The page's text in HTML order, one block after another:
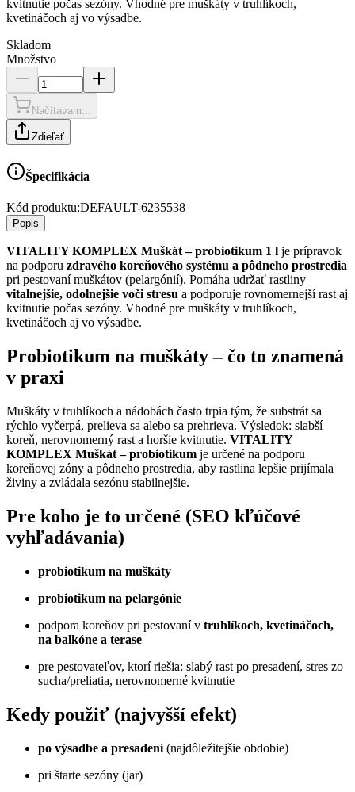
kvitnutie počas sezóny. Vhodné pre muškáty v truhlíkoch,
kvetináčoch aj vo výsadbe.
Skladom
Množstvo
Načítavam...
Zdieľať
Špecifikácia
Kód produktu:DEFAULT-6235538
Popis
VITALITY KOMPLEX Muškát – probiotikum 1 l je prípravok
na podporu zdravého koreňového systému a pôdneho prostredia
pri pestovaní muškátov (pelargónií). Pomáha udržať rastliny
vitalnejšie, odolnejšie voči stresu a podporuje rovnomernejší rast aj
kvitnutie počas sezóny. Vhodné pre muškáty v truhlíkoch,
kvetináčoch aj vo výsadbe.
Probiotikum na muškáty – čo to znamená
v praxi
Muškáty v truhlíkoch a nádobách často trpia tým, že substrát sa
rýchlo vyčerpá, prelieva sa alebo sa prehrieva. Výsledok: slabší
koreň, nerovnomerný rast a horšie kvitnutie. VITALITY
KOMPLEX Muškát – probiotikum je určené na podporu
koreňovej zóny a pôdneho prostredia, aby rastlina lepšie prijímala
živiny a zvládala sezónu stabilnejšie.
Pre koho je to určené (SEO kľúčové
vyhľadávania)
probiotikum na muškáty
probiotikum na pelargónie
podpora koreňov pri pestovaní v truhlíkoch, kvetináčoch,
na balkóne a terase
pre pestovateľov, ktorí riešia: slabý rast po presadení, stres zo
sucha/preliatia, nerovnomerné kvitnutie
Kedy použiť (najvyšší efekt)
po výsadbe a presadení(najdôležitejšie obdobie)
pri štarte sezóny (jar)